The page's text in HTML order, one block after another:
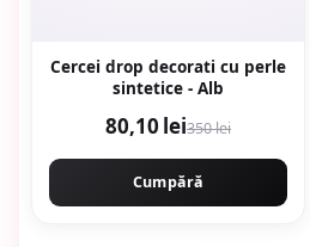
Cercei drop decorati cu perle
sintetice - Alb
80,10 lei350 lei
Cumpără